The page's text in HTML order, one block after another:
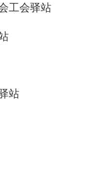
工会驿站
站